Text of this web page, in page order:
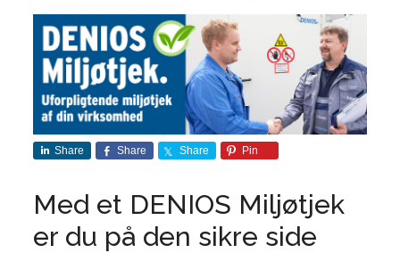
Share Share Share Pin
Med et DENIOS Miljøtjek
er du på den sikre side